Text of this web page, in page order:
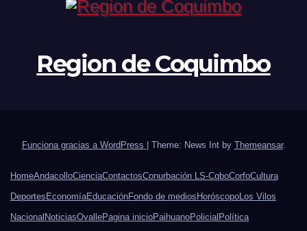
Region de Coquimbo
Funciona gracias a WordPress Theme: News Int by Themeansar.
HomeAndacolloCienciaContactosConurbación LS-CqboCorfoCultura
Deportes EconomíaEducaciónFondo de medios Horóscopo Los Vilos
Nacional NoticiasOvallePagina inicioPaihuanoPolicial Política